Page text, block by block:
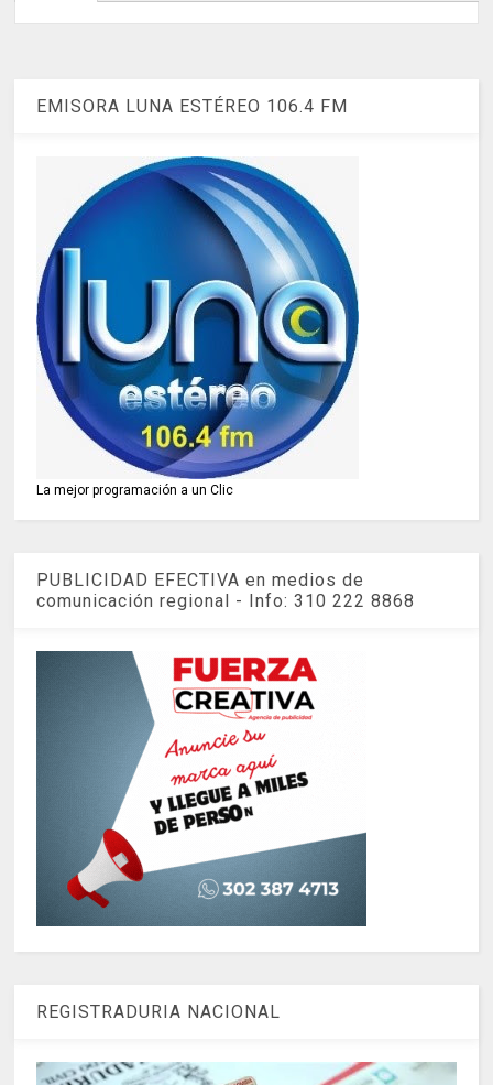
EMISORA LUNA ESTÉREO 106.4 FM
La mejor programación a un Clic
PUBLICIDAD EFECTIVA en medios de
comunicación regional - Info: 310 222 8868
REGISTRADURIA NACIONAL